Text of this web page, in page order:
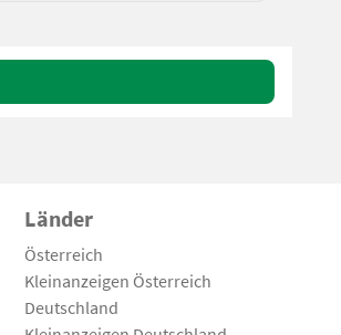
Länder
Österreich
Kleinanzeigen Österreich
Deutschland